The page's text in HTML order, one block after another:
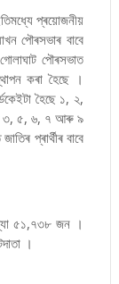
প্ৰয়োজনীয়
পৌৰসভাৰ বাবে
পৌৰসভাত
কৰা হৈছে ।
হৈছে ১, ২,
৩, ৫, ৬, ৭ আৰু ৯
প্ৰাৰ্থীৰ বাবে
৫১,৭৩৮ জন ।
।